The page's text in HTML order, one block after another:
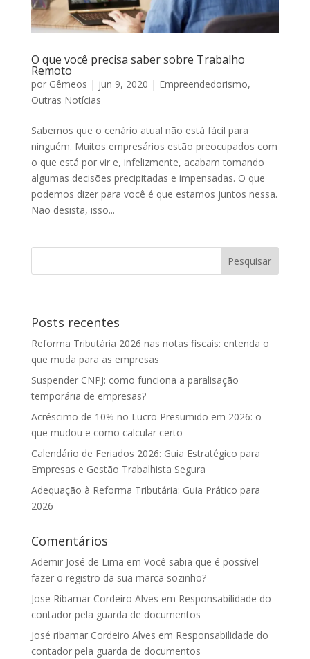
O que você precisa saber sobre Trabalho
Remoto
por Gêmeos | jun 9, 2020 | Empreendedorismo,
Outras Notícias
Sabemos que o cenário atual não está fácil para
ninguém. Muitos empresários estão preocupados com
o que está por vir e, infelizmente, acabam tomando
algumas decisões precipitadas e impensadas. O que
podemos dizer para você é que estamos juntos nessa.
Não desista, isso...
Posts recentes
Reforma Tributária 2026 nas notas fiscais: entenda o
que muda para as empresas
Suspender CNPJ: como funciona a paralisação
temporária de empresas?
Acréscimo de 10% no Lucro Presumido em 2026: o
que mudou e como calcular certo
Calendário de Feriados 2026: Guia Estratégico para
Empresas e Gestão Trabalhista Segura
Adequação à Reforma Tributária: Guia Prático para
2026
Comentários
Ademir José de Lima em Você sabia que é possível
fazer o registro da sua marca sozinho?
Jose Ribamar Cordeiro Alves em Responsabilidade do
contador pela guarda de documentos
José ribamar Cordeiro Alves em Responsabilidade do
contador pela guarda de documentos